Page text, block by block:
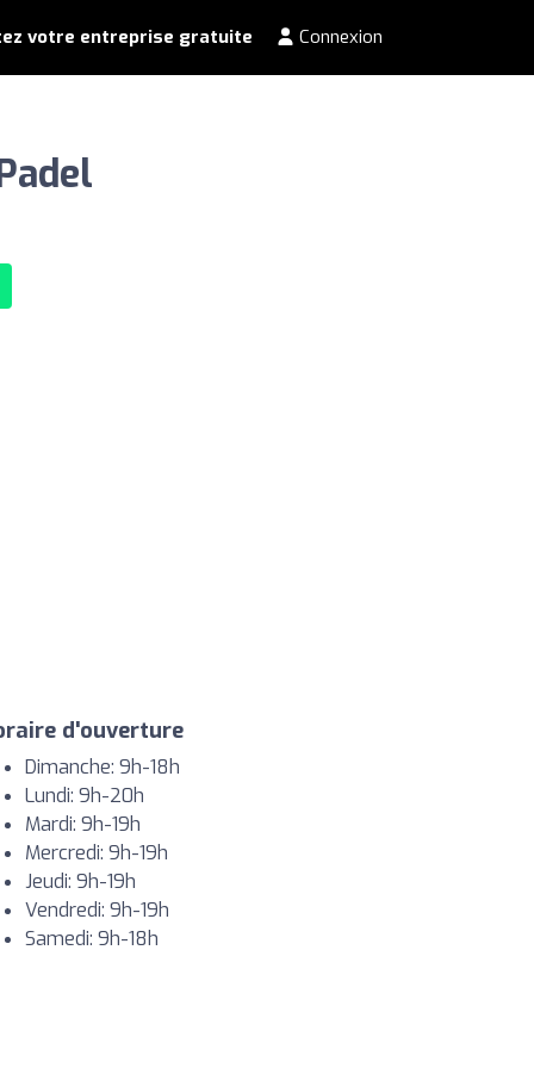
votre entreprise gratuite Connexion
d'ouverture
Dimanche: 9h-18h
Lundi: 9h-20h
Mardi: 9h-19h
Mercredi: 9h-19h
Jeudi: 9h-19h
Vendredi: 9h-19h
Samedi: 9h-18h